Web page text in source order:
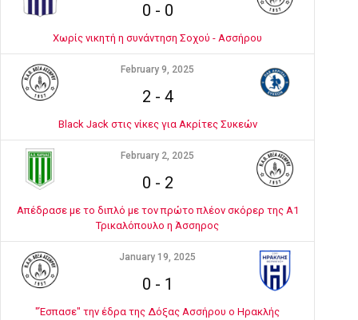
0 - 0
Χωρίς νικητή η συνάντηση Σοχού - Ασσήρου
February 9, 2025
2 - 4
Black Jack στις νίκες για Ακρίτες Συκεών
February 2, 2025
0 - 2
Απέδρασε με το διπλό με τον πρώτο πλέον σκόρερ της Α1
Τρικαλόπουλο η Άσσηρος
January 19, 2025
0 - 1
"Έσπασε" την έδρα της Δόξας Ασσήρου ο Ηρακλής